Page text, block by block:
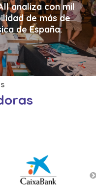
analiza con mil
de más de
de España.